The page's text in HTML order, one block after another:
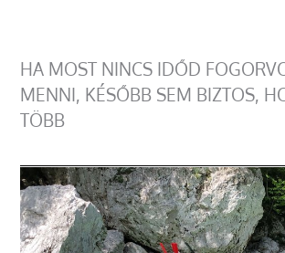
HA MOST NINCS IDŐD
MENNI, KÉSŐBB SEM BIZTOS,
TÖBB